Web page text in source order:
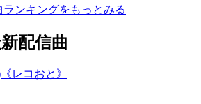
ンキングをもっとみる
配信曲
レコおと》